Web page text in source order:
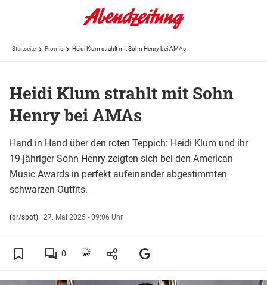
Startseite Promis Heidi Klum strahlt mit Sohn Henry bei AMAs
Heidi Klum strahlt mit Sohn
Henry bei AMAs
Hand in Hand über den roten Teppich: Heidi Klum und ihr
19-jähriger Sohn Henry zeigten sich bei den American
Music Awards in perfekt aufeinander abgestimmten
schwarzen Outfits.
(dr/spot) | 27. Mai 2025 - 09:06 Uhr
0